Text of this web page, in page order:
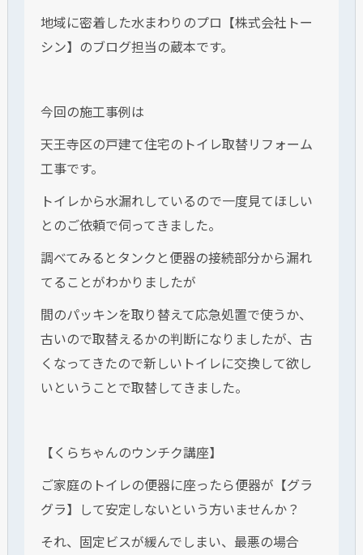
地域に密着した水まわりのプロ【株式会社トー
シン】のブログ担当の蔵本です。
今回の施工事例は
天王寺区の戸建て住宅のトイレ取替リフォーム
工事です。
トイレから水漏れしているので一度見てほしい
とのご依頼で伺ってきました。
調べてみるとタンクと便器の接続部分から漏れ
てることがわかりましたが
間のパッキンを取り替えて応急処置で使うか、
古いので取替えるかの判断になりましたが、古
くなってきたので新しいトイレに交換して欲し
いということで取替してきました。
【くらちゃんのウンチク講座】
ご家庭のトイレの便器に座ったら便器が【グラ
グラ】して安定しないという方いませんか？
それ、固定ビスが緩んでしまい、最悪の場合